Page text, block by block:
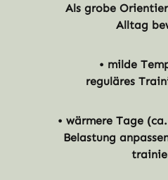
Als grobe
Alltag
• milde
reguläres
• wärmere Tage
Belastung